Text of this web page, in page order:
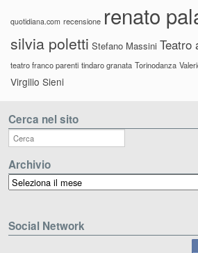
quotidiana.com recensione renato
silvia poletti Stefano Massini Teatro
teatro franco parenti tindaro granata Torinodanza
Virgilio Sieni
Cerca nel sito
Archivio
Archivio
Social Network